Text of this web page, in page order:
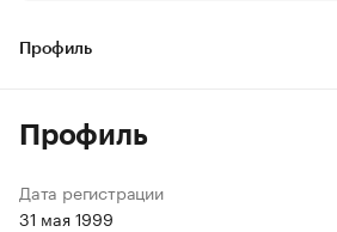
Профиль
Профиль
Дата регистрации
31 мая 1999